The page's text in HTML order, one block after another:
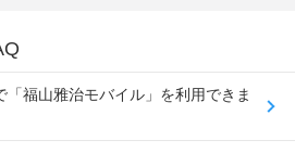
「福山雅治モバイル」を利用できま